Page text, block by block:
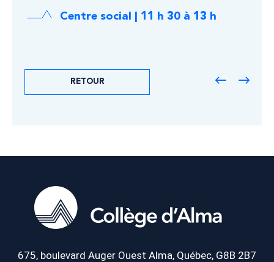
Centre social | 11 h 30 à 13 h
RETOUR
675, boulevard Auger Ouest Alma, Québec, G8B 2B7